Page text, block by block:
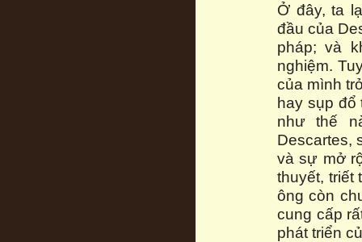
Ở đây, ta
đầu của
pháp; và
nghiệm.
của mình
hay sụp đổ
như thế
Descartes,
và sự mở
thuyết, triết
ông còn
cung cấp
phát triển